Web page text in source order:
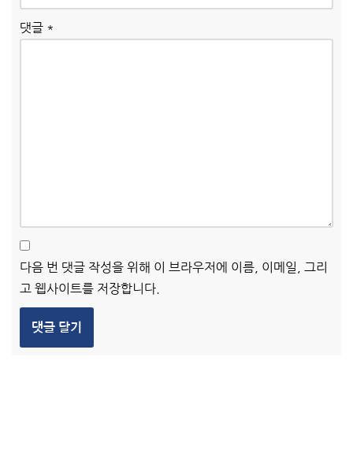
댓글 *
다음 번 댓글 작성을 위해 이 브라우저에 이름, 이메일, 그리
고 웹사이트를 저장합니다.